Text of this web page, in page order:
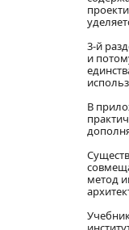
3-й
и
В
метод